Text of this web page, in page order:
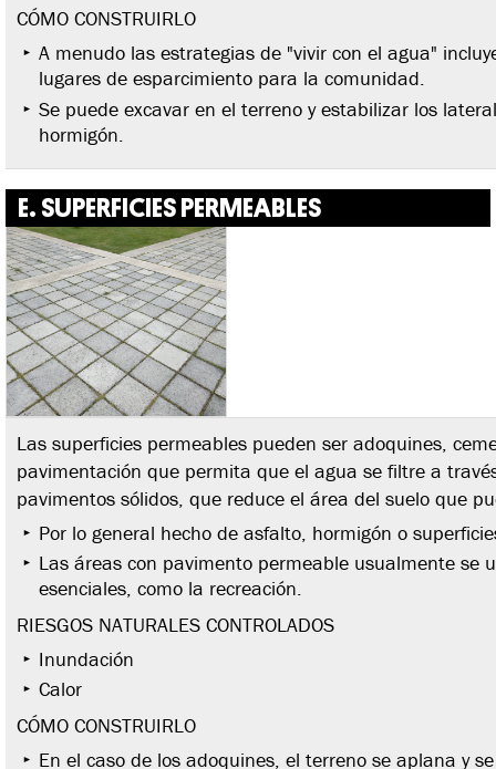
CÓMO CONSTRUIRLO
A menudo las estrategias de "vivir con el agua"
lugares de esparcimiento para la comunidad.
Se puede excavar en el terreno y estabilizar los
hormigón.
E. SUPERFICIES PERMEABLES
Las superficies permeables pueden ser adoquines,
pavimentación que permita que el agua se filtre a
pavimentos sólidos, que reduce el área del suelo que
Por lo general hecho de asfalto, hormigón o
Las áreas con pavimento permeable usualmente se
esenciales, como la recreación.
RIESGOS NATURALES CONTROLADOS
Inundación
Calor
CÓMO CONSTRUIRLO
En el caso de los adoquines, el terreno se aplana y